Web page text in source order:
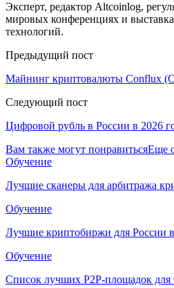
Эксперт, редактор Altcoinlog,
мировых конференциях и
технологий.
Предыдущий пост
Майнинг криптовалюты Conflux
Следующий пост
Цифровой рубль в России в 2026
Вам также могут понравитьсяЕще
Обучение
Лучшие сканеры для арбитража
Обучение
Лучшие криптобиржи для России
Обучение
Список лучших P2P-площадок для